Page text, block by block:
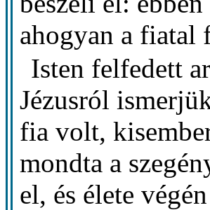
ahogyan a fiatal
Isten felfedett
Jézusról
fia volt,
mondta a
el, és élete